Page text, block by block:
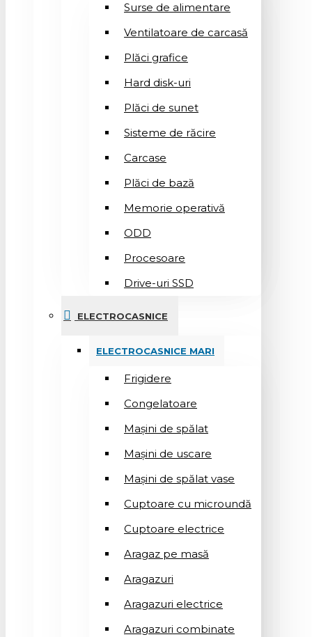
Surse de alimentare
Ventilatoare de carcasă
Plăci grafice
Hard disk-uri
Plăci de sunet
Sisteme de răcire
Carcase
Plăci de bază
Memorie operativă
ODD
Procesoare
Drive-uri SSD
ELECTROCASNICE
ELECTROCASNICE MARI
Frigidere
Congelatoare
Mașini de spălat
Mașini de uscare
Mașini de spălat vase
Cuptoare cu microundă
Cuptoare electrice
Aragaz pe masă
Aragazuri
Aragazuri electrice
Aragazuri combinate